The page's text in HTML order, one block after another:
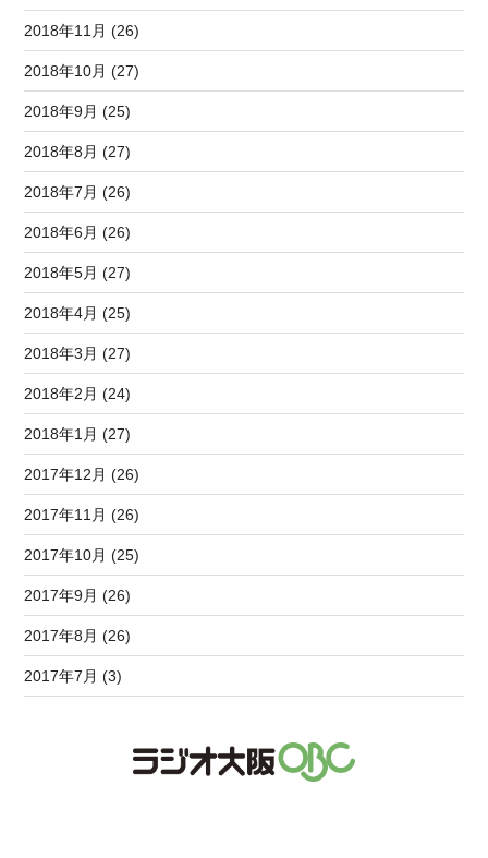
2018年11月 (26)
2018年10月 (27)
2018年9月 (25)
2018年8月 (27)
2018年7月 (26)
2018年6月 (26)
2018年5月 (27)
2018年4月 (25)
2018年3月 (27)
2018年2月 (24)
2018年1月 (27)
2017年12月 (26)
2017年11月 (26)
2017年10月 (25)
2017年9月 (26)
2017年8月 (26)
2017年7月 (3)